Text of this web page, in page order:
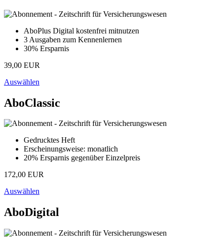
AboPlus Digital kostenfrei mitnutzen
3 Ausgaben zum Kennenlernen
30% Ersparnis
39,00 EUR
Auswählen
AboClassic
Gedrucktes Heft
Erscheinungsweise: monatlich
20% Ersparnis gegenüber Einzelpreis
172,00 EUR
Auswählen
AboDigital